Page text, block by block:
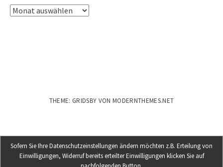
Jahresübersicht
THEME: GRIDSBY VON MODERNTHEMES.NET
Sofern Sie Ihre Datenschutzeinstellungen ändern möchten z.B. Erteilung von
Einwilligungen, Widerruf bereits erteilter Einwilligungen klicken Sie auf